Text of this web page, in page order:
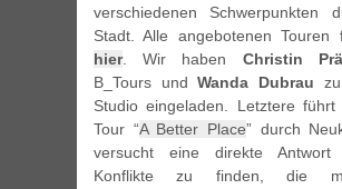
verschiedenen Schwerpunkten
Stadt. Alle angebotenen Touren
hier. Wir haben Christin
B_Tours undWanda Dubrau
Studio eingeladen. Letztere
Tour “A Better Place” durch
versucht eine direkte
Konflikte zu finden, die